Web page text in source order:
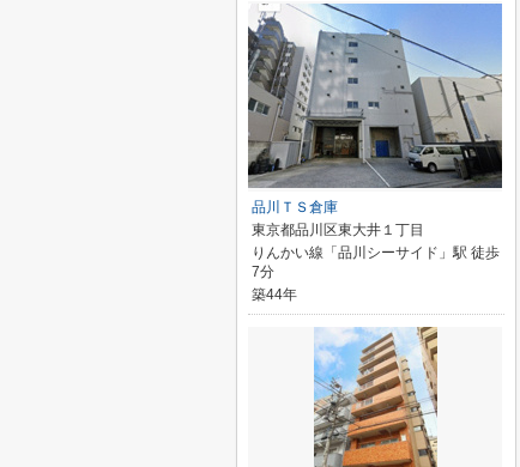
品川ＴＳ倉庫
東京都品川区東大井１丁目
りんかい線「品川シーサイド」駅 徒歩
7分
築44年